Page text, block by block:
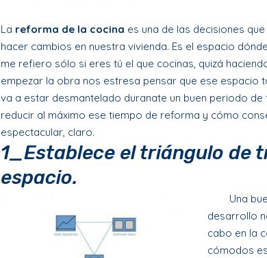
La reforma de la cocina es una de las decisiones
hacer cambios en nuestra vivienda. Es el espacio
me refiero sólo si eres tú el que cocinas, quizá
empezar la obra nos estresa pensar que ese espacio
va a estar desmantelado duranate un buen periodo
reducir al máximo ese tiempo de reforma y cómo
espectacular, claro.
1_Establece el triángulo de
espacio.
Una
desarrollo
cabo en la
cómodos